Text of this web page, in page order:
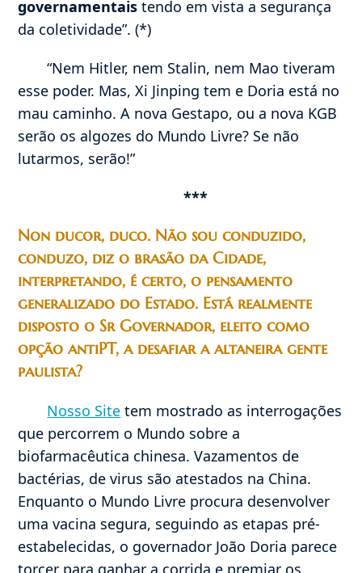
governamentais tendo em vista a segurança
da coletividade”. (*)
“Nem Hitler, nem Stalin, nem Mao tiveram
esse poder. Mas, Xi Jinping tem e Doria está no
mau caminho. A nova Gestapo, ou a nova KGB
serão os algozes do Mundo Livre? Se não
lutarmos, serão!”
***
Non ducor, duco. Não sou conduzido,
conduzo, diz o brasão da Cidade,
interpretando, é certo, o pensamento
generalizado do Estado. Está realmente
disposto o Sr Governador, eleito como
opção antiPT, a desafiar a altaneira gente
paulista?
Nosso Site tem mostrado as interrogações
que percorrem o Mundo sobre a
biofarmacêutica chinesa. Vazamentos de
bactérias, de virus são atestados na China.
Enquanto o Mundo Livre procura desenvolver
uma vacina segura, seguindo as etapas pré-
estabelecidas, o governador João Doria parece
torcer para ganhar a corrida e premiar os